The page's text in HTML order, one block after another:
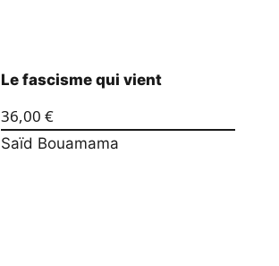
Le fascisme qui vient
36,00 €
Saïd Bouamama